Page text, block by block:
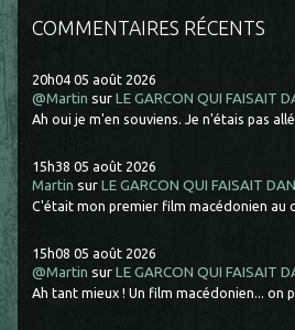
COMMENTAIRES RÉCENTS
20h04 05 août 2026
@Martin surLE GARCON QUI FAISAIT
Ah oui je m'en souviens. Je n'étais pas
15h38 05 août 2026
Martin surLE GARCON QUI FAISAIT
C'était mon premier film macédonien au
15h08 05 août 2026
@Martin surLE GARCON QUI FAISAIT
Ah tant mieux ! Un film macédonien... on